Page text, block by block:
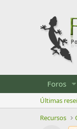
Foros
Últimas
Recursos